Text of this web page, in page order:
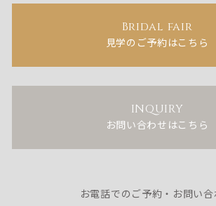
Bridal fair
見学のご予約はこちら
INQUIRY
お問い合わせはこちら
お電話でのご予約・お問い合